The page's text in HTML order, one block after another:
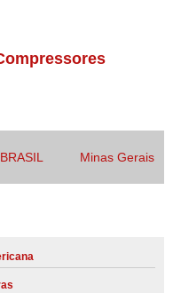
BRASIL Minas Gerais